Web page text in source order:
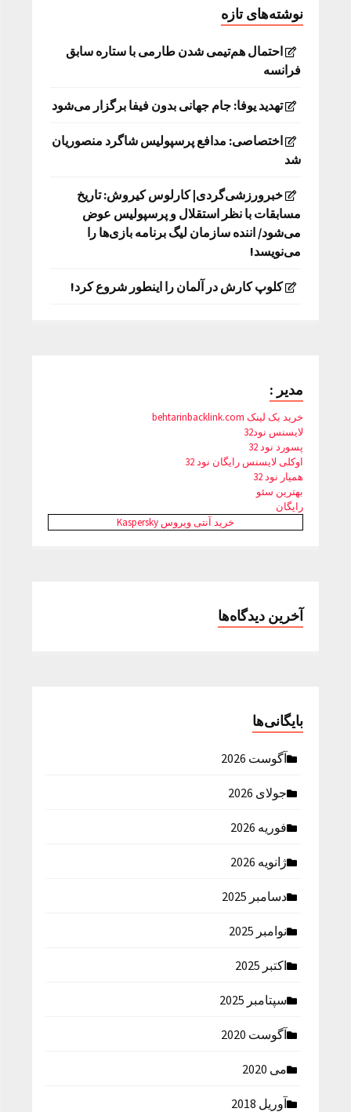
نوشته‌های تازه
احتمال هم‌تیمی شدن طارمی با ستاره سابق
فرانسه
تهدید یوفا: جام جهانی بدون فیفا برگزار می‌شود
اختصاصی: مدافع پرسپولیس شاگرد منصوریان
شد
خبرورزشی‌گردی| کارلوس کیروش: تاریخ
مسابقات با نظر استقلال و پرسپولیس عوض
می‌شود/ اننده سازمان لیگ برنامه بازی‌ها را
می‌نویسد!
کلوپ کارش در آلمان را اینطور شروع کرد!
مدیر :
خرید بک لینک behtarinbacklink.com
لایسنس نود32
پسورد نود 32
اوکلی لایسنس رایگان نود 32
همیار نود 32
بهترین سئو
رایگان
خرید آنتی ویروس Kaspersky
آخرین دیدگاه‌ها
بایگانی‌ها
آگوست 2026
جولای 2026
فوریه 2026
ژانویه 2026
دسامبر 2025
نوامبر 2025
اکتبر 2025
سپتامبر 2025
آگوست 2020
می 2020
آوریل 2018